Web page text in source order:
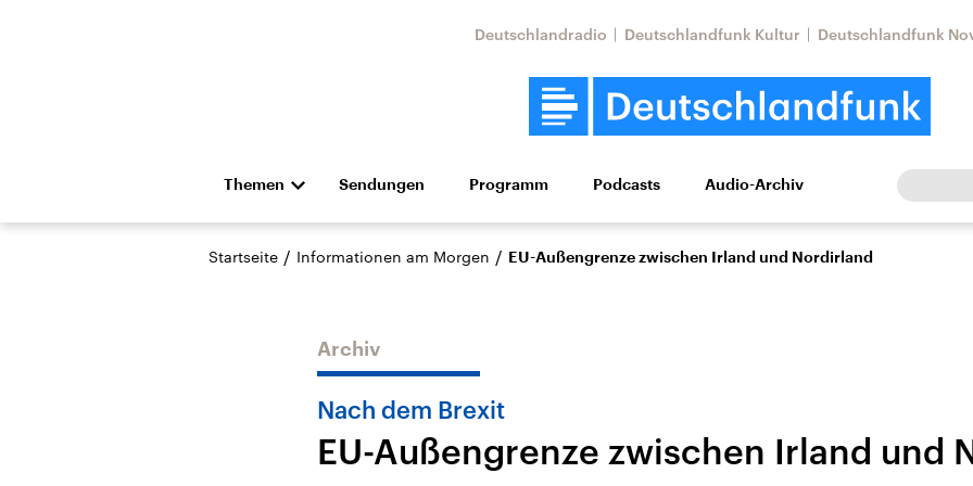
Deutschlandradio Deutschlandfunk Kultur Deutschlandfunk
Themen
Die Nachrichten Politik Wirtschaft Wissen Kultur Europa
Hörspiel und Feature Musik
Nahostkonflikt
Aktuelle Lage und
Iran
Faktenchecks
Sendungen Programm Podcasts Audio-Archiv
Startseite / Informationen am Morgen / EU-Außengrenze zwischen Irland und Nordirland
Archiv
Nach dem Brexit
EU-Außengrenze zwischen Irland und